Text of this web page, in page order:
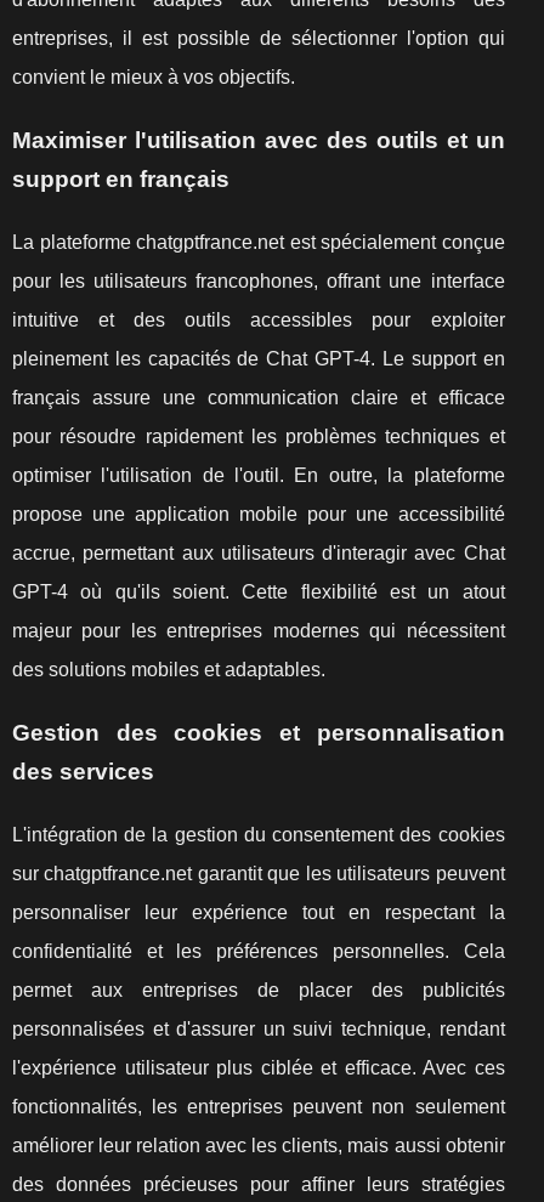
entreprises, il est possible de sélectionner l'option qui
convient le mieux à vos objectifs.
Maximiser l'utilisation avec des outils et un
support en français
La plateforme chatgptfrance.net est spécialement conçue
pour les utilisateurs francophones, offrant une interface
intuitive et des outils accessibles pour exploiter
pleinement les capacités de Chat GPT-4. Le support en
français assure une communication claire et efficace
pour résoudre rapidement les problèmes techniques et
optimiser l'utilisation de l'outil. En outre, la plateforme
propose une application mobile pour une accessibilité
accrue, permettant aux utilisateurs d'interagir avec Chat
GPT-4 où qu'ils soient. Cette flexibilité est un atout
majeur pour les entreprises modernes qui nécessitent
des solutions mobiles et adaptables.
Gestion des cookies et personnalisation
des services
L'intégration de la gestion du consentement des cookies
sur chatgptfrance.net garantit que les utilisateurs peuvent
personnaliser leur expérience tout en respectant la
confidentialité et les préférences personnelles. Cela
permet aux entreprises de placer des publicités
personnalisées et d'assurer un suivi technique, rendant
l'expérience utilisateur plus ciblée et efficace. Avec ces
fonctionnalités, les entreprises peuvent non seulement
améliorer leur relation avec les clients, mais aussi obtenir
des données précieuses pour affiner leurs stratégies